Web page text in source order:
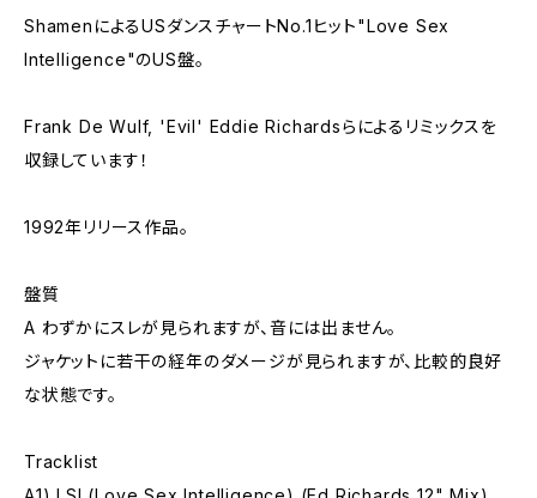
ShamenによるUSダンスチャートNo.1ヒット"Love Sex
Intelligence"のUS盤。
Frank De Wulf, 'Evil' Eddie Richardsらによるリミックスを
収録しています！
1992年リリース作品。
盤質
A わずかにスレが見られますが、音には出ません。
ジャケットに若干の経年のダメージが見られますが、比較的良好
な状態です。
Tracklist